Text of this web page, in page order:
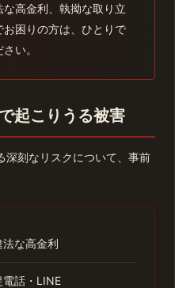
高金利、執拗な取り立
困りの方は、ひとりで
い。
起こりうる被害
深刻なリスクについて、事前
な高金利
話・LINE